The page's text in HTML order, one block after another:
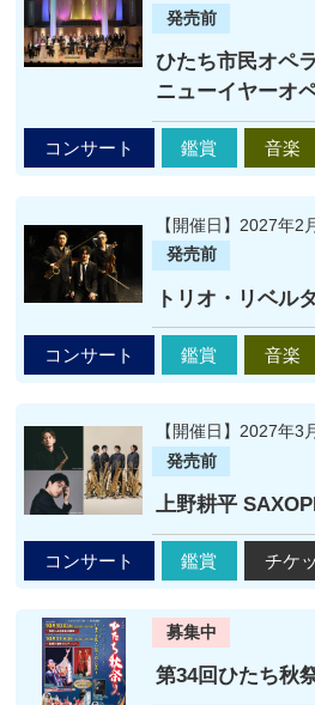
発売前
ひたち市民オペ
ニューイヤーオ
コンサート 鑑賞 音楽
【開催日】2027年2
発売前
トリオ・リベル
コンサート 鑑賞 音楽
【開催日】2027年3
発売前
上野耕平
コンサート 鑑賞 チケ
募集中
第34回ひたち秋